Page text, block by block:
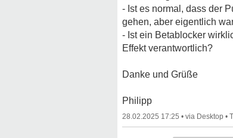
- Ist es normal, dass der
gehen, aber eigentlich
- Ist ein Betablocker
Effekt verantwortlich?
Danke und Grüße
Philipp
28.02.2025 17:25 • •